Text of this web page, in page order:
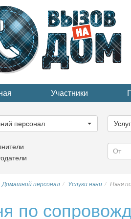
Участники
персонал
Домашний персонал Услуги няни Няня
по